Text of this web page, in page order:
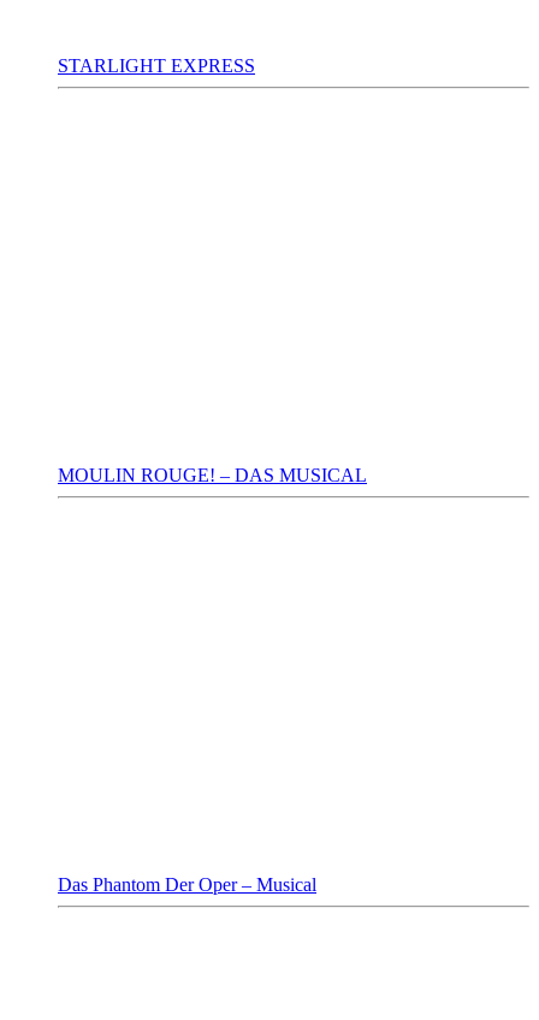
STARLIGHT EXPRESS
MOULIN ROUGE! – DAS MUSICAL
Das Phantom Der Oper – Musical